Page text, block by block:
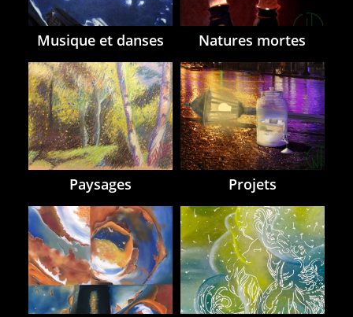
Musique et danses Natures mortes
Paysages Projets